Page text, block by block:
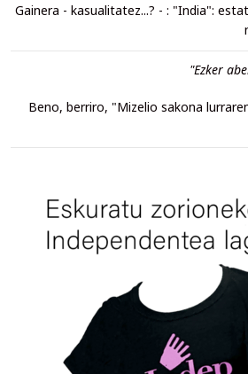
Gainera - kasualitatez...? - : "India":
"Ezker
Beno, berriro, "Mizelio sakona